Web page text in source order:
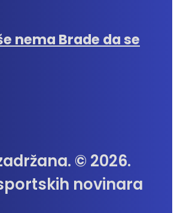
nema Brade da se
© 2026.
novinara